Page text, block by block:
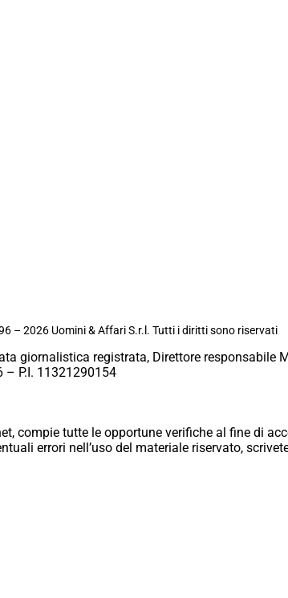
– 2026 Uomini & Affari S.r.l. Tutti i diritti sono riservati
giornalistica registrata, Direttore responsabile
– P.I. 11321290154
compie tutte le opportune verifiche al fine di
errori nell’uso del materiale riservato,